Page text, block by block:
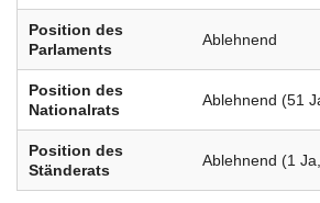
Position des
Parlaments
Ablehnend
Position des
Nationalrats
Ablehnend (51
Position des
Ständerats
Ablehnend (1